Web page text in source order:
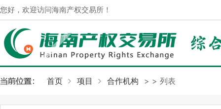
您好，欢迎访问海南产权交易所！
首页 项目 >
合作机构 > 列表